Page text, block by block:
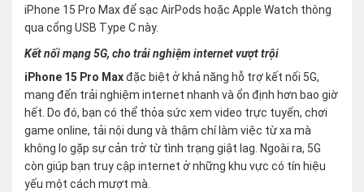
iPhone 15 Pro Max để sạc AirPods hoặc Apple Watch thông
qua cổng USB Type C này.
Kết nối mạng 5G, cho trải nghiệm internet vượt trội
iPhone 15 Pro Maxđặc biệt ở khả năng hỗ trợ kết nối 5G,
mang đến trải nghiệm internet nhanh và ổn định hơn bao giờ
hết. Do đó, bạn có thể thỏa sức xem video trực tuyến, chơi
game online, tải nội dung và thậm chí làm việc từ xa mà
không lo gặp sự cản trở từ tình trạng giật lag. Ngoài ra, 5G
còn giúp bạn truy cập internet ở những khu vực có tín hiệu
yếu một cách mượt mà.